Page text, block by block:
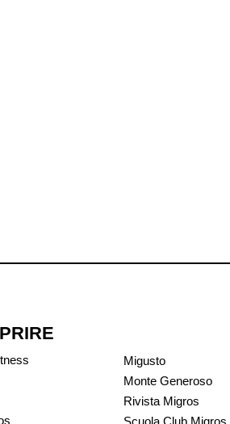
Migusto
Monte Generoso
Rivista Migros
Scuola Club Migros